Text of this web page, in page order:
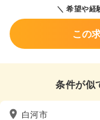
希望や経
この
条件が似
白河市